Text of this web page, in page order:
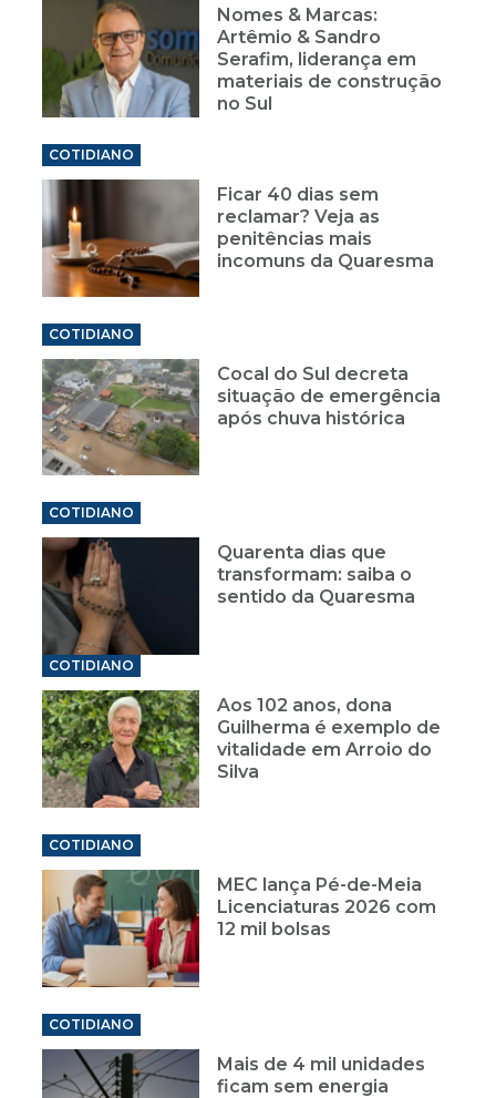
Nomes & Marcas:
Artêmio & Sandro
Serafim, liderança em
materiais de construção
no Sul
COTIDIANO
Ficar 40 dias sem
reclamar? Veja as
penitências mais
incomuns da Quaresma
COTIDIANO
Cocal do Sul decreta
situação de emergência
após chuva histórica
COTIDIANO
Quarenta dias que
transformam: saiba o
sentido da Quaresma
COTIDIANO
Aos 102 anos, dona
Guilherma é exemplo de
vitalidade em Arroio do
Silva
COTIDIANO
MEC lança Pé-de-Meia
Licenciaturas 2026 com
12 mil bolsas
COTIDIANO
Mais de 4 mil unidades
ficam sem energia